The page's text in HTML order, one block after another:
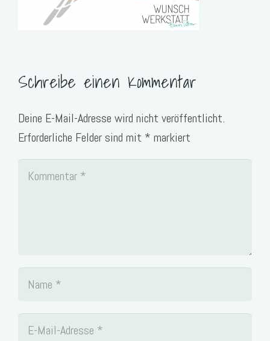
Schreibe einen Kommentar
Deine E-Mail-Adresse wird nicht veröffentlicht.
Erforderliche Felder sind mit * markiert